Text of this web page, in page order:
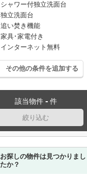
シャワー付独立洗面台
独立洗面台
追い焚き機能
家具･家電付き
インターネット無料
その他の条件を追加する
該当物件 - 件
絞り込む
お探しの物件は見つかりまし
たか？